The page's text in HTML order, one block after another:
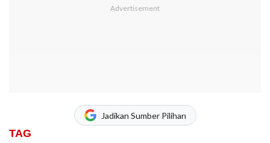
Jadikan Sumber Pilihan
TAG